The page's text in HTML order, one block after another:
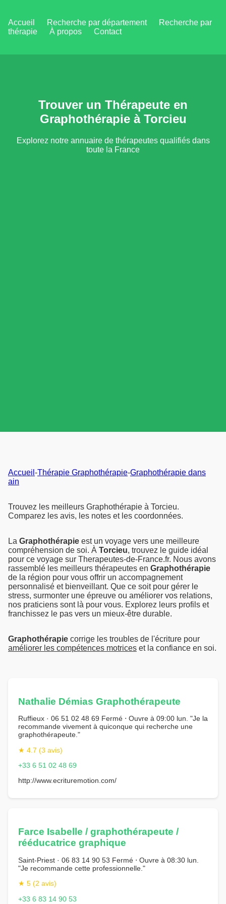
Accueil Recherche par département
Recherche par
thérapie
À propos Contact
Trouver un Thérapeute en
Graphothérapie à Torcieu
Explorez notre annuaire de thérapeutes qualifiés dans
toute la France
Accueil -Thérapie Graphothérapie-Graphothérapie dans
ain
Trouvez les meilleurs Graphothérapie à Torcieu.
Comparez les avis, les notes et les coordonnées.
La Graphothérapie est un voyage vers une meilleure
compréhension de soi. À Torcieu, trouvez le guide idéal
pour ce voyage sur Therapeutes-de-France.fr. Nous avons
rassemblé les meilleurs thérapeutes en Graphothérapie
de la région pour vous offrir un accompagnement
personnalisé et bienveillant. Que ce soit pour gérer le
stress, surmonter une épreuve ou améliorer vos relations,
nos praticiens sont là pour vous. Explorez leurs profils et
franchissez le pas vers un mieux-être durable.
Graphothérapie corrige les troubles de l'écriture pour
améliorer les compétences motrices et la confiance en soi.
Nathalie Démias Graphothérapeute
Ruffieux · 06 51 02 48 69 Fermé ⋅ Ouvre à 09:00 lun. "Je la
recommande vivement à quiconque qui recherche une
graphothérapeute."
★ 4.7 (3 avis)
+33 6 51 02 48 69
http://www.ecrituremotion.com/
Farce Isabelle / graphothérapeute /
rééducatrice graphique
Saint-Priest · 06 83 14 90 53 Fermé ⋅ Ouvre à 08:30 lun.
"Je recommande cette professionnelle."
★ 5 (2 avis)
+33 6 83 14 90 53